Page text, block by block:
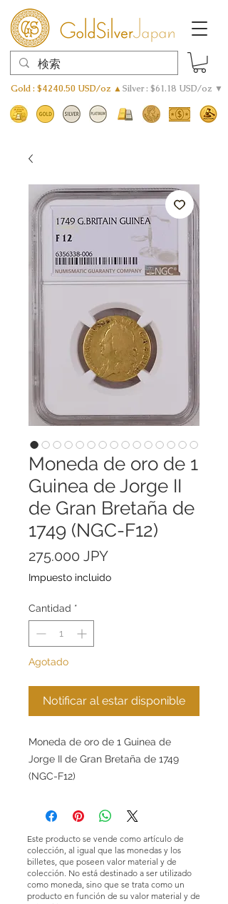
Gold : $4240.50 USD/oz ▲Silver : $61.18 USD/oz ▼
Moneda de oro de 1
Guinea de Jorge II
de Gran Bretaña de
1749 (NGC-F12)
275.000 JPYPrecio
Impuesto incluido
Cantidad *
Agotado
Notificar al estar disponible
Moneda de oro de 1 Guinea de
Jorge II de Gran Bretaña de 1749
(NGC-F12)
Este producto se vende como artículo de
colección, al igual que las monedas y los
billetes, que poseen valor material y de
colección. No está destinado a ser utilizado
como moneda, sino que se trata como un
producto en función de su valor material y de